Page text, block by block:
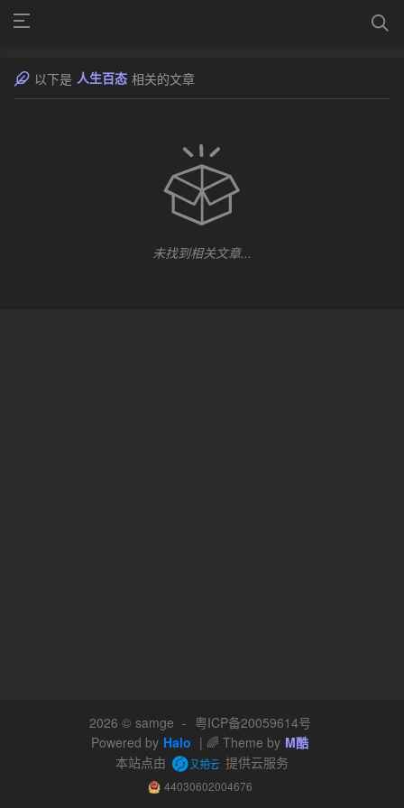
以下是 人生百态 相关的文章
未找到相关文章...
2026 © samge - 粤ICP备20059614号
Powered by Halo | 🌈 Theme by M酷
本站点由
提供云服务
44030602004676